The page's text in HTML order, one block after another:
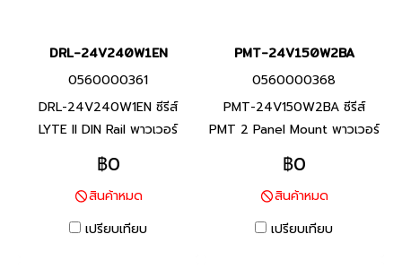
DRL-24V240W1EN
0560000361
DRL-24V240W1EN ซีรีส์
LYTE II DIN Rail พาวเวอร์
ซัพพลาย แบรนด์ เดลต้า สินค้า
แบรนด์ ไต้หวัน แรงดันอินพุต
90 - 264 VAC แรงดัน
เอาท์พุต24 VDC พิกัดกำลังไฟ
฿0
สินค้าหมด
เปรียบเทียบ
PMT-24V150W2BA
0560000368
PMT-24V150W2BA ซีรีส์
PMT 2 Panel Mount พาวเวอร์
ซัพพลาย แบรนด์ เดลต้า สินค้า
แบรนด์ ไต้หวัน แรงดันอินพุต
90-132Vac, 180-264Vac
(เลือกได้โดยการดิฟ) แรงดัน
฿0
สินค้าหมด
เปรียบเทียบ